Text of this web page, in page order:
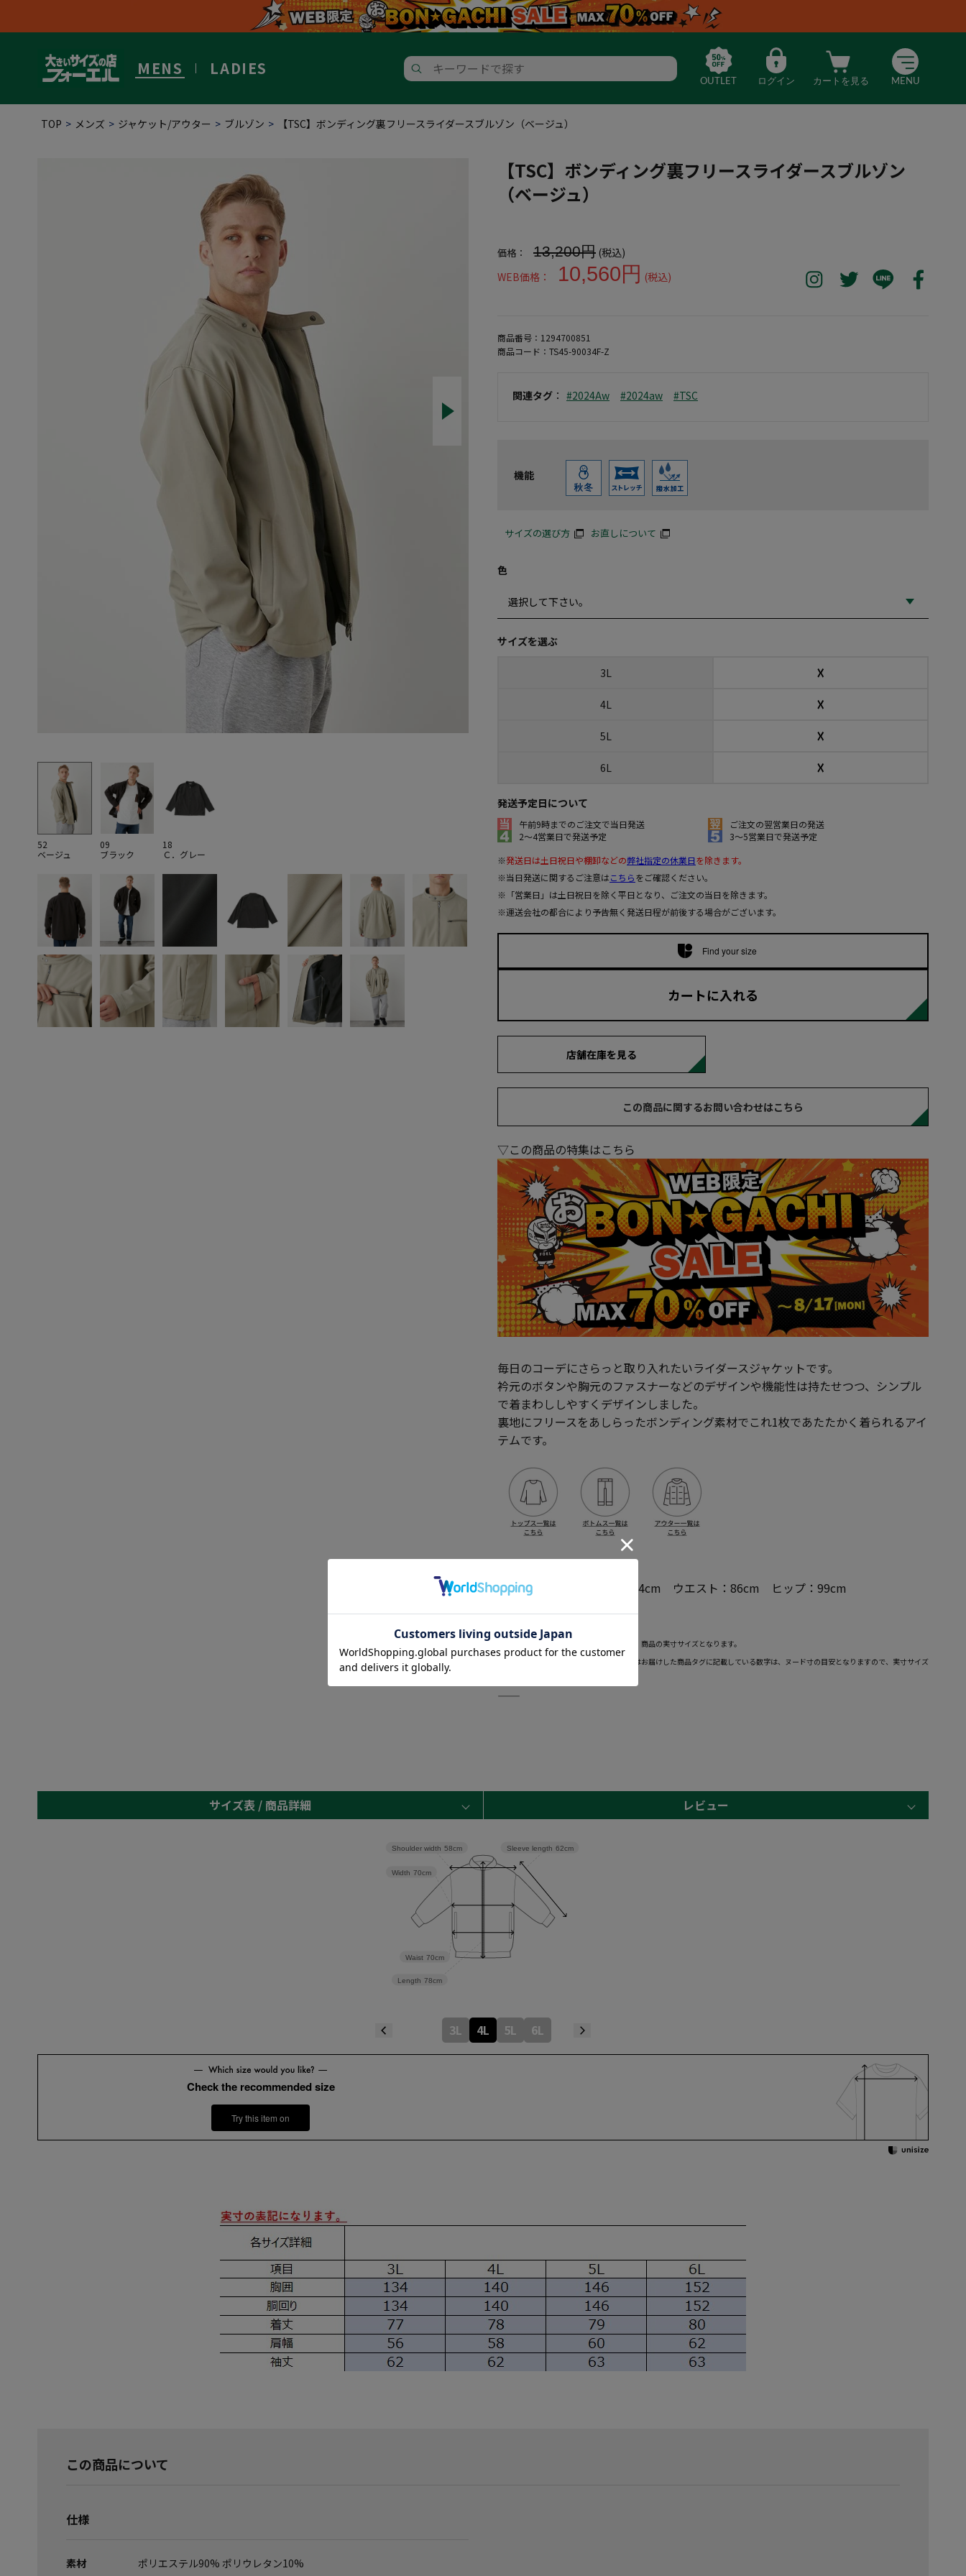
MENS LADIES
OUTLET ログイン カートを見る MENU
TOP メンズ ジャケット/アウター ブルゾン 【TSC】ボンディング裏フリースライダースブルゾン（ベージュ）
52
ベージュ
09
ブラック
18
Ｃ．グレー
【TSC】ボンディング裏フリースライダースブルゾン
（ベージュ）
価格： 13,200円 (税込)
WEB価格：
10,560円 (税込)
商品番号： 1294700851
商品コード： TS45-90034F-Z
関連タグ ： #2024Aw #2024aw #TSC
機能
サイズの選び方 お直しについて
色
サイズを選ぶ
3L ☓
4L ☓
5L ☓
6L ☓
発送予定日について
午前9時までのご注文で当日発送
ご注文の翌営業日の発送
2～4営業日で発送予定
3～5営業日で発送予定
※発送日は土日祝日や棚卸などの弊社指定の休業日を除きます。
※当日発送に関するご注意はこちらをご確認ください。
※「営業日」は土日祝日を除く平日となり、ご注文の当日を除きます。
※運送会社の都合により予告無く発送日程が前後する場合がございます。
Find your size
カートに入れる
店舗在庫を見る
この商品に関するお問い合わせはこちら
▽この商品の特集はこちら
毎日のコーデにさらっと取り入れたいライダースジャケットです。
衿元のボタンや胸元のファスナーなどのデザインや機能性は持たせつつ、シンプル
で着まわししやすくデザインしました。
裏地にフリースをあしらったボンディング素材でこれ1枚であたたかく着られるアイ
テムです。
身長：181cm バスト：104cm ウエスト：86cm ヒップ：99cm
当ページのサイズ表に記載している数字は、商品の実寸サイズとなります。
サイズ選択画面に記載している数字あるいはお届けした商品タグに記載している数字は、ヌード寸の目安となりますので、実寸サイズ
―――――――――――――――――――――――
サイズ表 / 商品詳細 レビュー
Sleeve length 62cm
Length 78cm
Waist 70cm
Width 70cm
Shoulder width 58cm
3L 4L 5L 6L
Check the recommended size
Try this item on
この商品について
仕様
素材 ポリエステル90% ポリウレタン10%